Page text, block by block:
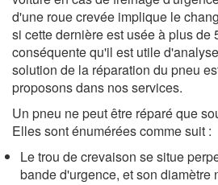
d'une roue crevée implique le
si cette dernière est usée à plus de
conséquente qu'il est utile
solution de la réparation du pneu
proposons dans nos services.
Un pneu ne peut être réparé que
Elles sont énumérées comme suit :
Le trou de crevaison se situe
bande d'urgence, et son diamètre